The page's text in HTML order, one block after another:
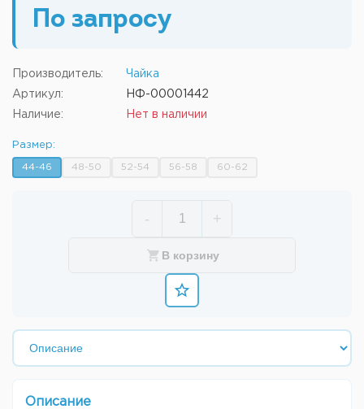
По запросу
Производитель: Чайка
Артикул: НФ-00001442
Наличие: Нет в наличии
Размер:
44-46 48-50 52-54 56-58 60-62
- +
В корзину
Описание